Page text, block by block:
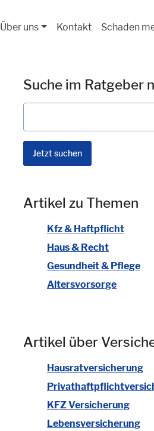
Über uns Kontakt Schaden
Suche im Ratgeber
Artikel zu Themen
Kfz & Haftpflicht
Haus & Recht
Gesundheit & Pflege
Altersvorsorge
Artikel über
Hausratversicherung
KFZ Versicherung
Lebensversicherung